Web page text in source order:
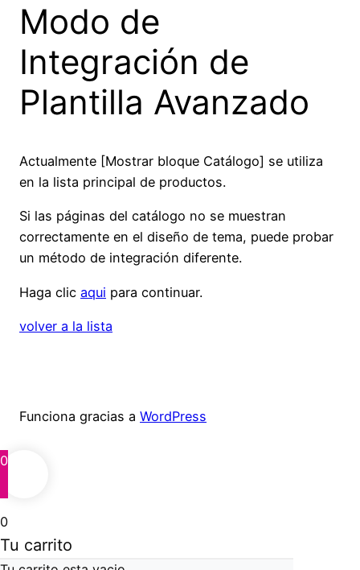
Modo de
Integración de
Plantilla Avanzado
Actualmente [Mostrar bloque Catálogo] se utiliza
en la lista principal de productos.
Si las páginas del catálogo no se muestran
correctamente en el diseño de tema, puede probar
un método de integración diferente.
Haga clic aqui para continuar.
volver a la lista
Funciona gracias a WordPress
0
0
Tu carrito